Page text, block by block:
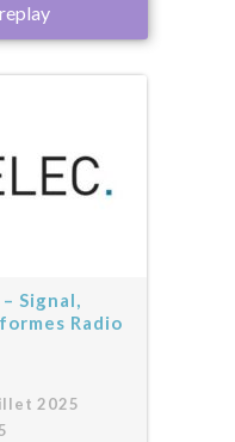
Signal,
Radio
2025